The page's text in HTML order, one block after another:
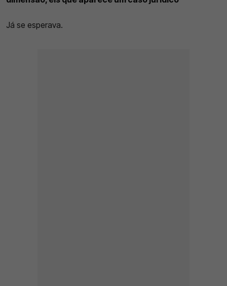
Já se esperava.